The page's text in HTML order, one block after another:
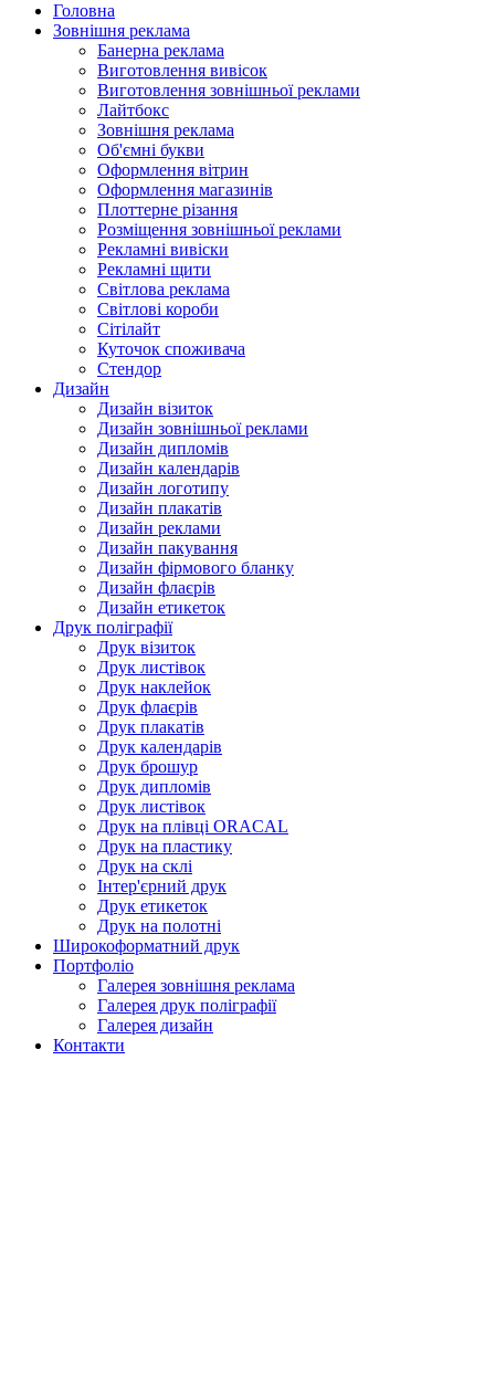
Головна
Зовнішня реклама
Банерна реклама
Виготовлення вивісок
Виготовлення зовнішньої реклами
Лайтбокс
Зовнішня реклама
Об'ємні букви
Оформлення вітрин
Оформлення магазинів
Плоттерне різання
Розміщення зовнішньої реклами
Рекламні вивіски
Рекламні щити
Світлова реклама
Світлові короби
Сітілайт
Куточок споживача
Стендор
Дизайн
Дизайн візиток
Дизайн зовнішньої реклами
Дизайн дипломів
Дизайн календарів
Дизайн логотипу
Дизайн плакатів
Дизайн реклами
Дизайн пакування
Дизайн фірмового бланку
Дизайн флаєрів
Дизайн етикеток
Друк поліграфії
Друк візиток
Друк листівок
Друк наклейок
Друк флаєрів
Друк плакатів
Друк календарів
Друк брошур
Друк дипломів
Друк листівок
Друк на плівці ORACAL
Друк на пластику
Друк на склі
Інтер'єрний друк
Друк етикеток
Друк на полотні
Широкоформатний друк
Портфоліо
Галерея зовнішня реклама
Галерея друк поліграфії
Галерея дизайн
Контакти